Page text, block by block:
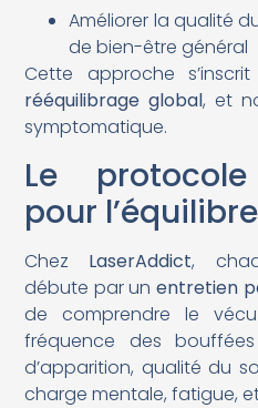
Améliorer la qualité
de bien-être général
Cette approche
rééquilibrage global, et
symptomatique.
Le
pour
Chez LaserAddict,
débute par un entretien
de comprendre le
fréquence des
d’apparition, qualité du
charge mentale, fatigue,